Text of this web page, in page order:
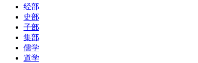
经部
史部
子部
集部
儒学
道学